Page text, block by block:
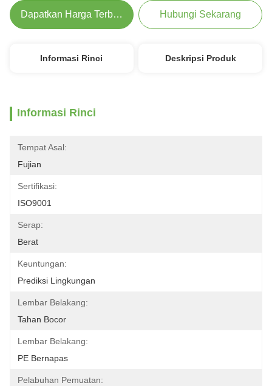
Dapatkan Harga Terbaik Hubungi Sekarang
Informasi Rinci Deskripsi Produk
Informasi Rinci
Tempat Asal:
Fujian
Sertifikasi:
ISO9001
Serap:
Berat
Keuntungan:
Prediksi Lingkungan
Lembar Belakang:
Tahan Bocor
Lembar Belakang:
PE Bernapas
Pelabuhan Pemuatan: